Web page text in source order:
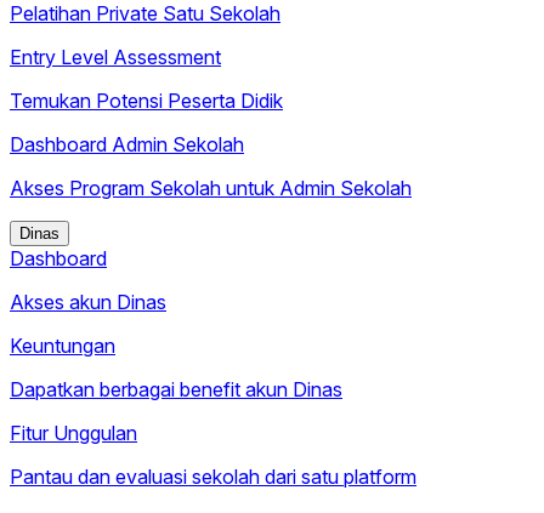
Pelatihan Private Satu Sekolah
Entry Level Assessment
Temukan Potensi Peserta Didik
Dashboard Admin Sekolah
Akses Program Sekolah untuk Admin Sekolah
Dinas
Dashboard
Akses akun Dinas
Keuntungan
Dapatkan berbagai benefit akun Dinas
Fitur Unggulan
Pantau dan evaluasi sekolah dari satu platform